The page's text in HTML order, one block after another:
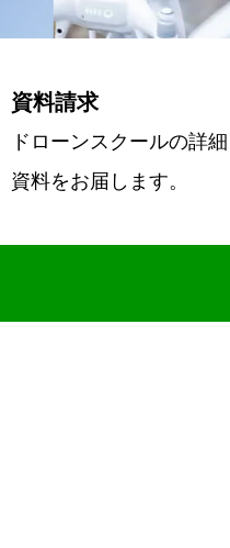
資料請求
ドローンスクールの詳
資料をお届します。